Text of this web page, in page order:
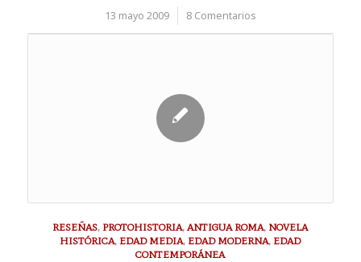
13 mayo 2009
/ 8 Comentarios
RESEÑAS, PROTOHISTORIA,ANTIGUA ROMA, NOVELA
HISTÓRICA, EDAD MEDIA, EDAD MODERNA, EDAD
CONTEMPORÁNEA